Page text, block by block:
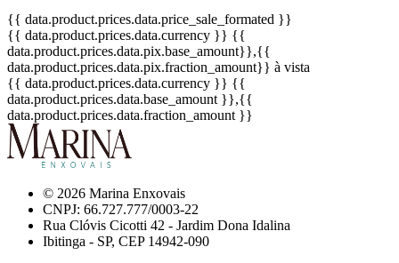
{{ data.product.prices.data.price_sale_formated }}
{{ data.product.prices.data.currency }} {{
data.product.prices.data.pix.base_amount}},{{
data.product.prices.data.pix.fraction_amount}} à vista
{{ data.product.prices.data.currency }} {{
data.product.prices.data.base_amount }},{{
data.product.prices.data.fraction_amount }}
© 2026 Marina Enxovais
CNPJ: 66.727.777/0003-22
Rua Clóvis Cicotti 42 - Jardim Dona Idalina
Ibitinga - SP, CEP 14942-090